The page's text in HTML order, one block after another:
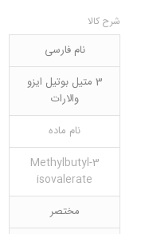
شرح کالا
نام فارسی
3 متیل بوتیل ایزو
والارات
نام ماده
3-Methylbutyl
isovalerate
مختصر